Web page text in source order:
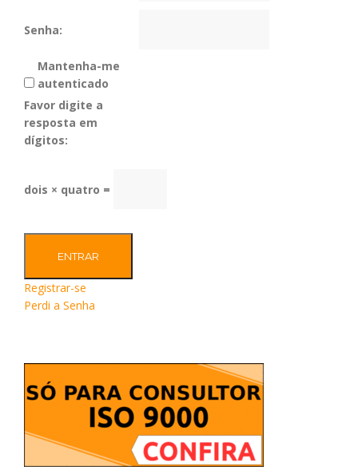
Senha:
Mantenha-me
autenticado
Favor digite a
resposta em
dígitos:
dois × quatro =
ENTRAR
Registrar-se
Perdi a Senha